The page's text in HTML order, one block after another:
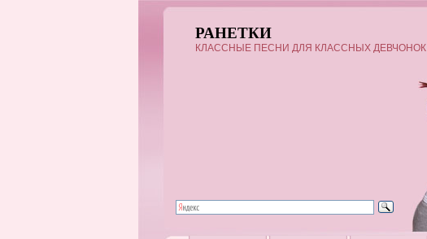
РАНЕТКИ
КЛАССНЫЕ ПЕСНИ ДЛЯ КЛАССНЫХ ДЕВЧОНОК